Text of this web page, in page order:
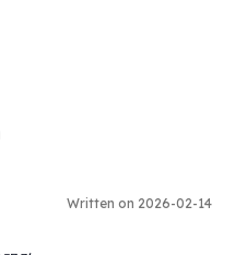
Written on 2026-02-14